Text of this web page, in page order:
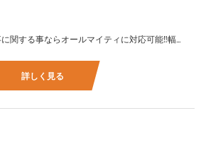
☆未経験者大歓迎 電気工事に関する事ならオールマイティに対応可能‼幅広く技術を身に付けて頂けます（室内配線・室外配線、スイッチコンセント取付け、照明器具取付け、配電盤取付け、エアコン取付け、LANケーブル配線、アンテナ取付けなど） 先輩社員が一から指導を行うため未経験の方でも安心して働いていただけます♪ ☆資格支援制度あり 実績があるからこそ社内で教習と経験を積んでいただくことで資格を当社で発行できることができます。 【工具支給致します】 また新品工具と新品作業服を完全支給を致します。 高品質の作業服と工具入社してくれた方には支給致します♪
詳しく見る